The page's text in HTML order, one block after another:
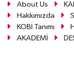
About Us
Hakkımızda
KOBİ Tanımı
AKADEMİ